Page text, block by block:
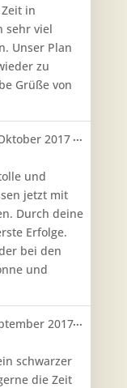
in
sehr viel
Unser Plan
zu
Grüße von
2017
und
jetzt mit
Durch deine
Erfolge.
bei den
und
...
2017
schwarzer
die Zeit
...